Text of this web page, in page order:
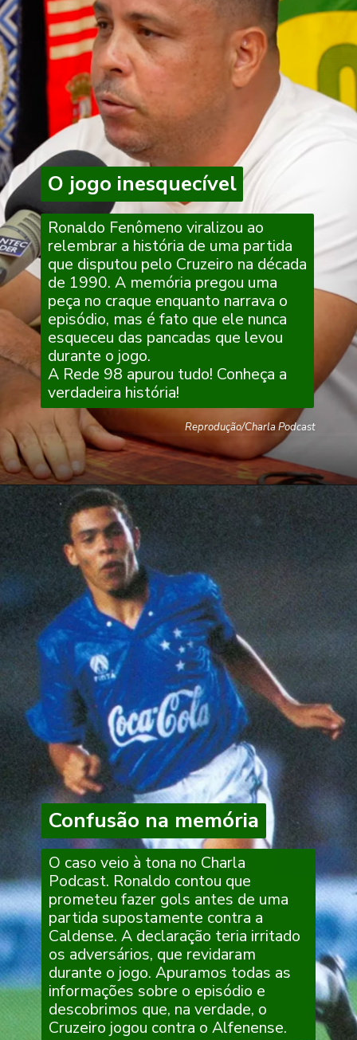
O jogo inesquecível
O jogo inesquecível
Ronaldo Fenômeno viralizou ao
relembrar a história de uma partida
que disputou pelo Cruzeiro na década
de 1990. A memória pregou uma
peça no craque enquanto narrava o
episódio, mas é fato que ele nunca
esqueceu das pancadas que levou
durante o jogo.
A Rede 98 apurou tudo! Conheça a
verdadeira história!
Reprodução/Charla Podcast
Confusão na memória
Confusão na memória
O caso veio à tona no Charla
Podcast. Ronaldo contou que
prometeu fazer gols antes de uma
partida supostamente contra a
Caldense. A declaração teria irritado
os adversários, que revidaram
durante o jogo. Apuramos todas as
informações sobre o episódio e
descobrimos que, na verdade, o
Cruzeiro jogou contra o Alfenense.